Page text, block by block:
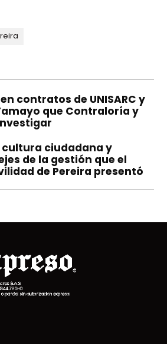
contratos de UNISARC y
que Contraloría y
ciudadana y
de la gestión que el
de Pereira presentó